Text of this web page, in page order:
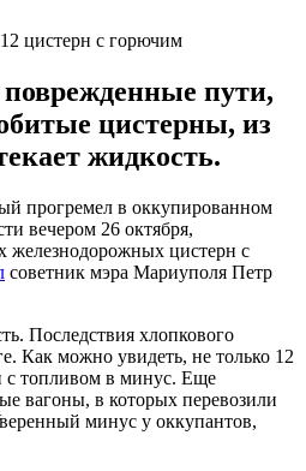
цистерн с горючим
пути,
цистерны, из
жидкость.
прогремел в оккупированном
вечером 26 октября,
железнодорожных цистерн с
советник мэра Мариуполя Петр
Последствия хлопкового
Как можно увидеть, не только 12
с топливом в минус. Еще
вагоны, в которых перевозили
минус у оккупантов,